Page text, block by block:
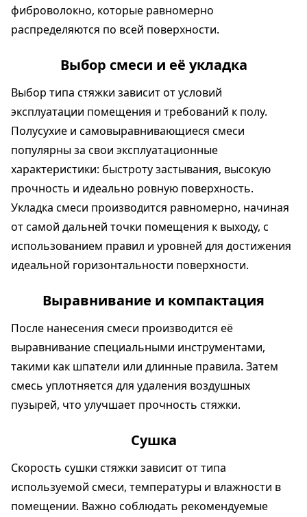
фиброволокно, которые равномерно
распределяются по всей поверхности.
Выбор смеси и её укладка
Выбор типа стяжки зависит от условий
эксплуатации помещения и требований к полу.
Полусухие и самовыравнивающиеся смеси
популярны за свои эксплуатационные
характеристики: быстроту застывания, высокую
прочность и идеально ровную поверхность.
Укладка смеси производится равномерно, начиная
от самой дальней точки помещения к выходу, с
использованием правил и уровней для достижения
идеальной горизонтальности поверхности.
Выравнивание и компактация
После нанесения смеси производится её
выравнивание специальными инструментами,
такими как шпатели или длинные правила. Затем
смесь уплотняется для удаления воздушных
пузырей, что улучшает прочность стяжки.
Сушка
Скорость сушки стяжки зависит от типа
используемой смеси, температуры и влажности в
помещении. Важно соблюдать рекомендуемые